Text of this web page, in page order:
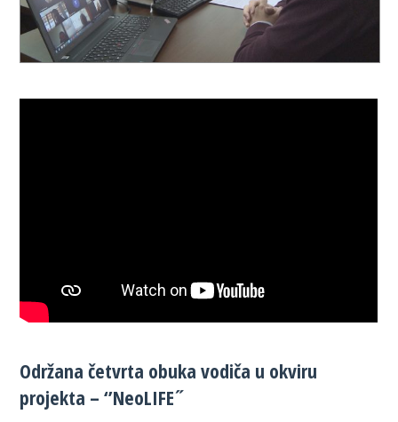
Održana četvrta obuka vodiča u okviru
projekta – ‘’NeoLIFE˝